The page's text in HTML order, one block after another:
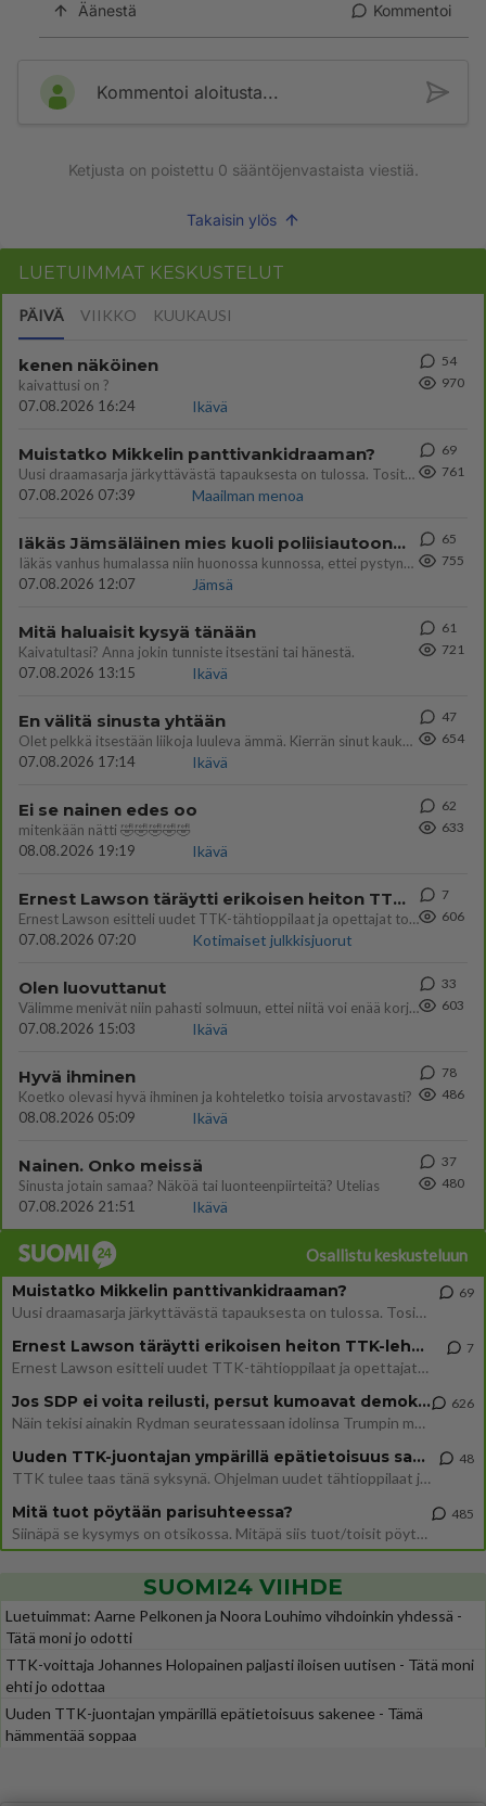
Äänestä Kommentoi
Kommentoi aloitusta...
Ketjusta on poistettu 0 sääntöjenvastaista viestiä.
Takaisin ylös
LUETUIMMAT KESKUSTELUT
PÄIVÄ VIIKKO KUUKAUSI
kenen näköinen
kaivattusi on ?
07.08.2026 16:24
Ikävä
54
970
Muistatko Mikkelin panttivankidraaman?
Uusi draamasarja järkyttävästä tapauksesta on tulossa. Tositapahtumiin perustuva sarja ammentaa vuoden 1986 Mikkelin pan
07.08.2026 07:39
Maailman menoa
69
761
Iäkäs Jämsäläinen mies kuoli poliisiautoon matkalla Jyväskylän putkaan
Iäkäs vanhus humalassa niin huonossa kunnossa, ettei pystynyt huolehtimaan itsestään niin ainoa apu sillä hetkellä oli
07.08.2026 12:07
Jämsä
65
755
Mitä haluaisit kysyä tänään
Kaivatultasi? Anna jokin tunniste itsestäni tai hänestä.
07.08.2026 13:15
Ikävä
61
721
En välitä sinusta yhtään
Olet pelkkä itsestään liikoja luuleva ämmä. Kierrän sinut kaukaa nyt ja aina. Olit mulle pelkkä lelu vaan.
07.08.2026 17:14
Ikävä
47
654
Ei se nainen edes oo
mitenkään nätti 🤣🤣🤣🤣🤣
08.08.2026 19:19
Ikävä
62
633
Ernest Lawson täräytti erikoisen heiton TTK-lehdistötilaisuudessa: " Onko tässä tarkoituksena...?"
Ernest Lawson esitteli uudet TTK-tähtioppilaat ja opettajat torstaina 6.8. lehdistölle. Tulevalla kaudella on yksi hausk
07.08.2026 07:20
Kotimaiset julkkisjuorut
7
606
Olen luovuttanut
Välimme menivät niin pahasti solmuun, ettei niitä voi enää korjata. On aika jatkaa elämässä eteenpäin. Toivon sulle kaik
07.08.2026 15:03
Ikävä
33
603
Hyvä ihminen
Koetko olevasi hyvä ihminen ja kohteletko toisia arvostavasti?
08.08.2026 05:09
Ikävä
78
486
Nainen. Onko meissä
Sinusta jotain samaa? Näköä tai luonteenpiirteitä? Utelias
07.08.2026 21:51
Ikävä
37
480
Osallistu keskusteluun
Muistatko Mikkelin panttivankidraaman?
Uusi draamasarja järkyttävästä tapauksesta on tulossa. Tositapahtumiin perustuva sarja ammentaa vuoden 1986 Mikkelin pan
69
Ernest Lawson täräytti erikoisen heiton TTK-lehdistötilaisuudessa: " Onko tässä tarkoituksena...?"
Ernest Lawson esitteli uudet TTK-tähtioppilaat ja opettajat torstaina 6.8. lehdistölle. Tulevalla kaudella on yksi hausk
7
Jos SDP ei voita reilusti, persut kumoavat demokratian Suomesta
Näin tekisi ainakin Rydman seuratessaan idolinsa Trumpin mallia https://www.is.fi/politiikka/art-2000012187244.html
626
Uuden TTK-juontajan ympärillä epätietoisuus sakenee - Nyt MTV hämmentää soppaa
TTK tulee taas tänä syksynä. Ohjelman uudet tähtioppilaat julkistetaan torstaina 6. elokuuta klo 14 alkavassa lehdistö
48
Mitä tuot pöytään parisuhteessa?
Siinäpä se kysymys on otsikossa. Mitäpä siis tuot/toisit pöytään parisuhteessa? Oletko mies vai nainen? Koetko sen mitä
485
SUOMI24 VIIHDE
Luetuimmat: Aarne Pelkonen ja Noora Louhimo vihdoinkin yhdessä -
Tätä moni jo odotti
TTK-voittaja Johannes Holopainen paljasti iloisen uutisen - Tätä moni
ehti jo odottaa
Uuden TTK-juontajan ympärillä epätietoisuus sakenee - Tämä
hämmentää soppaa